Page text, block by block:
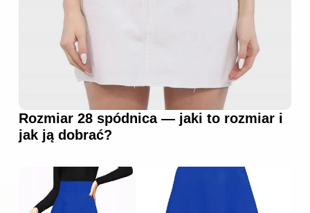
Rozmiar 28 spódnica — jaki to rozmiar i
jak ją dobrać?